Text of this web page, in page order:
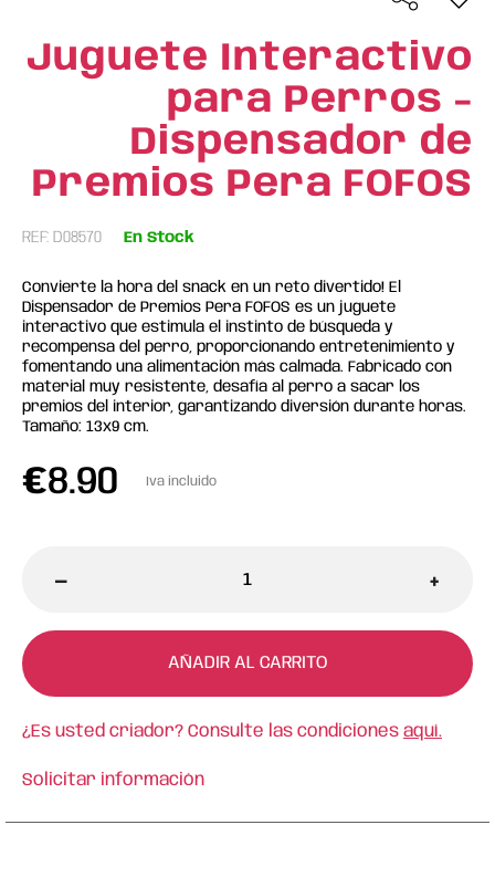
Juguete Interactivo
para Perros -
Dispensador de
Premios Pera FOFOS
REF: D08570 En Stock
Convierte la hora del snack en un reto divertido! El
Dispensador de Premios Pera FOFOS es un juguete
interactivo que estimula el instinto de búsqueda y
recompensa del perro, proporcionando entretenimiento y
fomentando una alimentación más calmada. Fabricado con
material muy resistente, desafía al perro a sacar los
premios del interior, garantizando diversión durante horas.
Tamaño: 13x9 cm.
€8.90 Iva incluido
- +
AÑADIR AL CARRITO
¿Es usted criador? Consulte las condiciones aquí.
Solicitar información